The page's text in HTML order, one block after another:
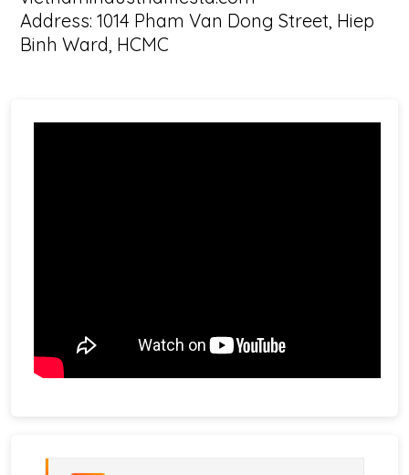
Address: 1014 Pham Van Dong Street, Hiep
Binh Ward, HCMC